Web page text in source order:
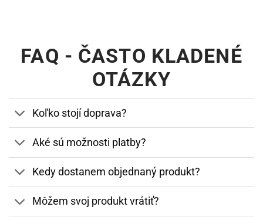
FAQ - ČASTO KLADENÉ
OTÁZKY
Koľko stojí doprava?
Aké sú možnosti platby?
Kedy dostanem objednaný produkt?
Môžem svoj produkt vrátiť?